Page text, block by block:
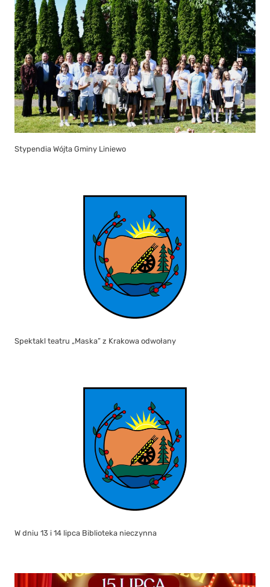
Stypendia Wójta Gminy Liniewo
Spektakl teatru „Maska” z Krakowa odwołany
W dniu 13 i 14 lipca Biblioteka nieczynna